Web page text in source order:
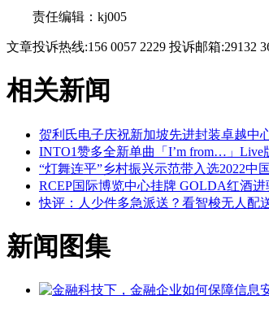
责任编辑：kj005
文章投诉热线:156 0057 2229 投诉邮箱:29132
相关新闻
贺利氏电子庆祝新加坡先进封装卓越中
INTO1赞多全新单曲「I’m from…」Live
“灯舞连平”乡村振兴示范带入选2022中
RCEP国际博览中心挂牌 GOLDA红酒
快评：人少件多急派送？看智梭无人配
新闻图集